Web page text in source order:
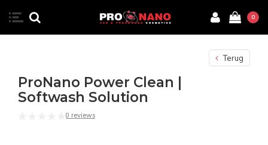
0
Terug
ProNano Power Clean |
Softwash Solution
0 reviews